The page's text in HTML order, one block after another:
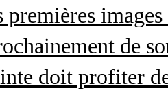
premières
de
doit profiter